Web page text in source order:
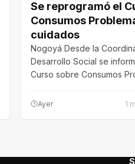
Se reprogramó el
Consumos
cuidados
Nogoyá Desde la
Desarrollo Social se
Curso sobre Consumos
Ayer 1